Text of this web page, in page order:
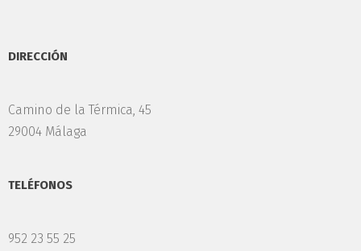
DIRECCIÓN
Camino de la Térmica, 45
29004 Málaga
TELÉFONOS
952 23 55 25